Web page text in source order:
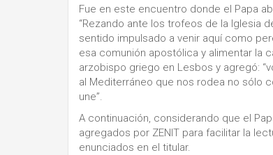
Fue en este encuentro donde el Papa
“Rezando ante los trofeos de la Iglesia
sentido impulsado a venir aquí como
esa comunión apostólica y alimentar la
arzobispo griego en Lesbos y agregó:
al Mediterráneo que nos rodea no sólo
une”.
A continuación, considerando que el
agregados por ZENIT para facilitar la
enunciados en el titular.